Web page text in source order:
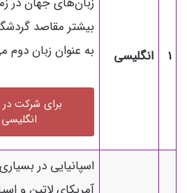
1 انگلیسی
بیشتر مقاصد
به عنوان زبان دوم
برای شرکت در
اسپانیایی در